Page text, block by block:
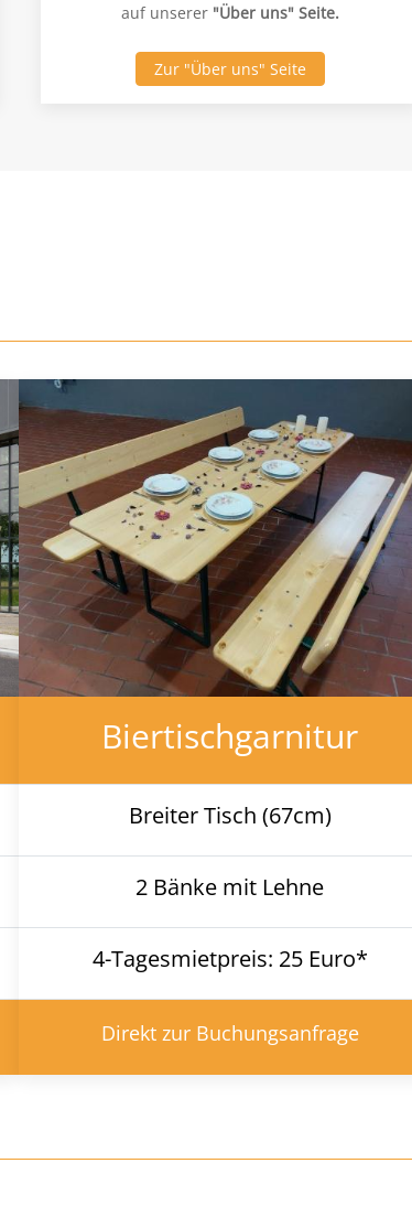
auf unserer "Über uns" Seite.
Zur "Über uns" Seite
Biertischgarnitur
Breiter Tisch (67cm)
2 Bänke mit Lehne
4-Tagesmietpreis: 25 Euro*
Direkt zur Buchungsanfrage